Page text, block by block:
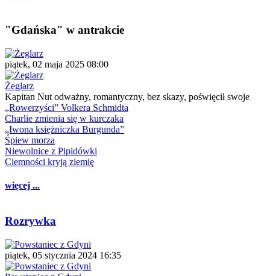
"Gdańska" w antrakcie
piątek, 02 maja 2025 08:00
Żeglarz
Kapitan Nut odważny, romantyczny, bez skazy, poświęcił swoje
„Rowerzyści” Volkera Schmidta
Charlie zmienia się w kurczaka
„Iwona księżniczka Burgunda”
Śpiew morza
Niewolnice z Pipidówki
Ciemności kryją ziemię
więcej ...
Rozrywka
piątek, 05 stycznia 2024 16:35